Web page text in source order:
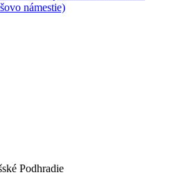
námestie)
Podhradie